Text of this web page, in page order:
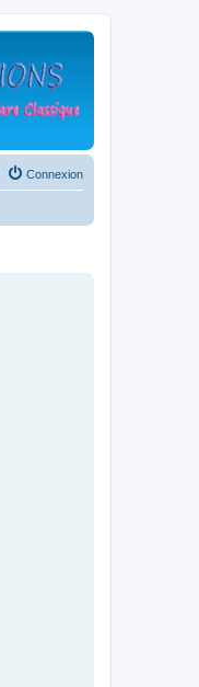
Connexion